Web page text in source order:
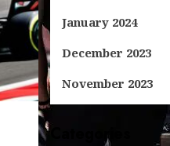
January 2024
December 2023
November 2023
Categories